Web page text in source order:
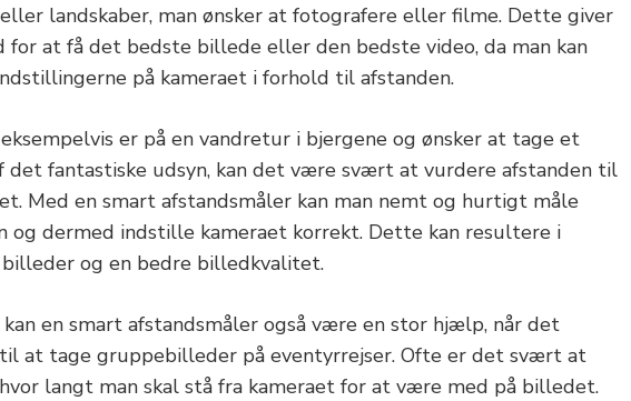
landskaber, man ønsker at fotografere eller filme. Dette giver
for at få det bedste billede eller den bedste video, da man kan
på kameraet i forhold til afstanden.
er på en vandretur i bjergene og ønsker at tage et
det fantastiske udsyn, kan det være svært at vurdere afstanden til
Med en smart afstandsmåler kan man nemt og hurtigt måle
og dermed indstille kameraet korrekt. Dette kan resultere i
billeder og en bedre billedkvalitet.
kan en smart afstandsmåler også være en stor hjælp, når det
at tage gruppebilleder på eventyrrejser. Ofte er det svært at
langt man skal stå fra kameraet for at være med på billedet.